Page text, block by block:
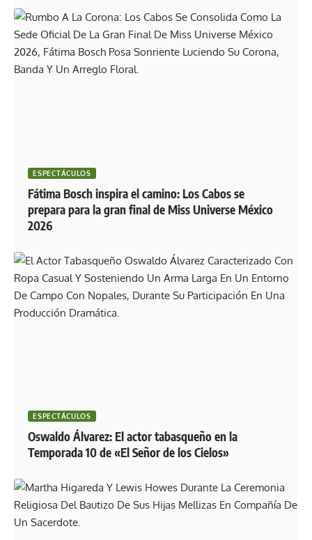
ESPECTÁCULOS
Fátima Bosch inspira el camino: Los Cabos se
prepara para la gran final de Miss Universe México
2026
ESPECTÁCULOS
Oswaldo Álvarez: El actor tabasqueño en la
Temporada 10 de «El Señor de los Cielos»